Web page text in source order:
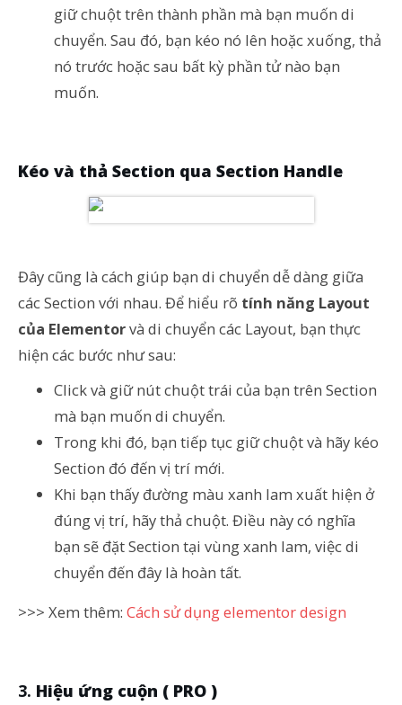
giữ chuột trên thành phần mà bạn muốn di
chuyển. Sau đó, bạn kéo nó lên hoặc xuống, thả
nó trước hoặc sau bất kỳ phần tử nào bạn
muốn.
Kéo và thả Section qua Section Handle
Đây cũng là cách giúp bạn di chuyển dễ dàng giữa
các Section với nhau. Để hiểu rõ tính năng Layout
của Elementorvà di chuyển các Layout, bạn thực
hiện các bước như sau:
Click và giữ nút chuột trái của bạn trên Section
mà bạn muốn di chuyển.
Trong khi đó, bạn tiếp tục giữ chuột và hãy kéo
Section đó đến vị trí mới.
Khi bạn thấy đường màu xanh lam xuất hiện ở
đúng vị trí, hãy thả chuột. Điều này có nghĩa
bạn sẽ đặt Section tại vùng xanh lam, việc di
chuyển đến đây là hoàn tất.
>>> Xem thêm: Cách sử dụng elementor design
Hiệu ứng cuộn ( PRO )